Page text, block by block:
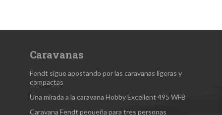
Caravanas
Fendt sigue apostando por las caravanas ligeras y
compactas
Una mirada a la caravana Hobby Excellent 495 WFB
Caravana Fendt pequeña para tres personas